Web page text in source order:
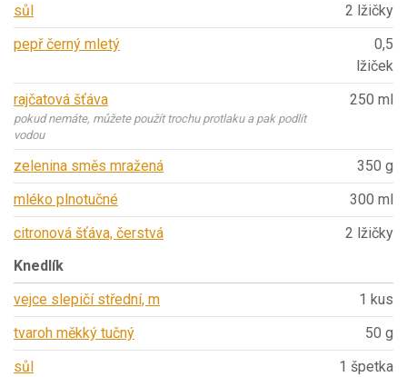
sůl
2 lžičky
pepř černý mletý
0,5
lžiček
rajčatová šťáva
pokud nemáte, můžete použít trochu protlaku a pak podlít
vodou
250 ml
zelenina směs mražená
350 g
mléko plnotučné
300 ml
citronová šťáva, čerstvá
2 lžičky
Knedlík
vejce slepičí střední, m
1 kus
tvaroh měkký tučný
50 g
sůl
1 špetka